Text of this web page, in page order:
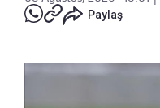
Paylaş